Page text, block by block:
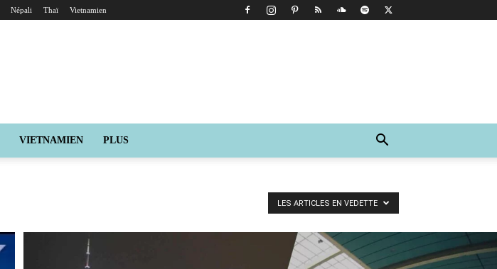
Népali Thaï Vietnamien
VIETNAMIEN PLUS
LES ARTICLES EN VEDETTE